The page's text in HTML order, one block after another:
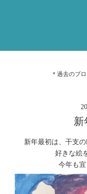
＊過去のブ
新
新年最初は、干支
好きな絵
今年も